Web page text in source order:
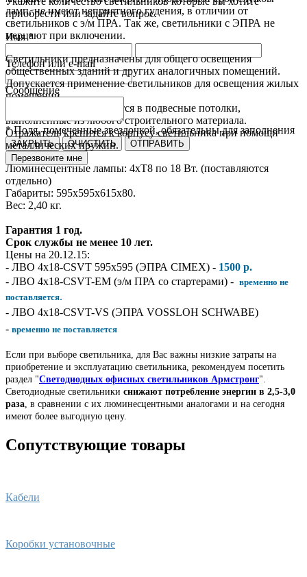
приобрести или задайте вопрос.
Имя *
Телефон или e-mail
Сообщение
* Поля, помеченные звездочкой, обязательны для заполнения
ЗАКРЫТЬ ОЧИСТИТЬ
ОТПРАВИТЬ
Перезвоните мне
ламп, не имеют неприятного гудения, в отличии от
светильников с э/м ПРА. Так же, светильники с ЭПРА не
мерцают при включении.
Светильники предназначены для общего освещения
общественных зданий и других аналогичных помещений.
Допускается применение светильников для освещения жилых
помещений.
Светильники монтируются в подвесные потолки,
выполненные из любого строительного материала.
Отражатель крепится к корпусу светильника при помощи
металлических пружин.
Люминесцентные лампы: 4хТ8 по 18 Вт. (поставляются
отдельно)
Габариты: 595x595х615x80.
Вес: 2,40 кг.
Гарантия 1 год.
Срок службы не менее 10 лет.
Цены на 20.12.15:
- ЛВО 4х18-CSVT 595x595 (ЭПРА CIMEX) - 1500 р.
- ЛВО 4х18-CSVT-EM (э/м ПРА со стартерами) - временно не
поставляется.
- ЛВО 4х18-CSVT-VS (ЭПРА VOSSLOH SCHWABE)
- временно не поставляется
Если при выборе светильника, для Вас важны низкие затраты на
приобретение и эксплуатацию светильника, рекомендуем посетить
раздел "Светодиодных офисных светильников Армстронг".
Светодиодные светильники снижают потребление энергии в 2,5-3,0
раза, в сравнении с их люминесцентными аналогами и на сегодня
имеют более выгодную цену.
Сопутствующие товары
Кабели
Коробки установочные